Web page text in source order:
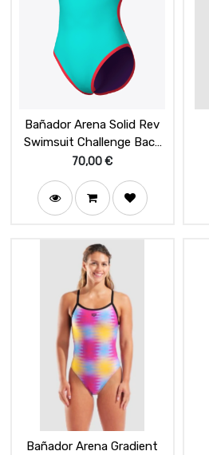
Bañador Arena Solid Rev
Swimsuit Challenge Back
Water/Plum
70,00€
Bañador Arena Gradient